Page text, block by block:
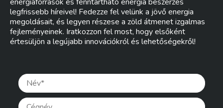
legfrissebb híreivel! Fedezze fel velünk a jövő energia
megoldásait, és legyen részese a zöld átmenet izgalmas
fejleményeinek. Iratkozzon fel most, hogy elsőként
értesüljön a legújabb innovációkról és lehetőségekről!